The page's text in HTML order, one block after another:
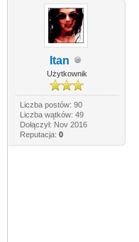
Itan
Użytkownik
Liczba postów: 90
Liczba wątków: 49
Dołączył: Nov 2016
Reputacja: 0